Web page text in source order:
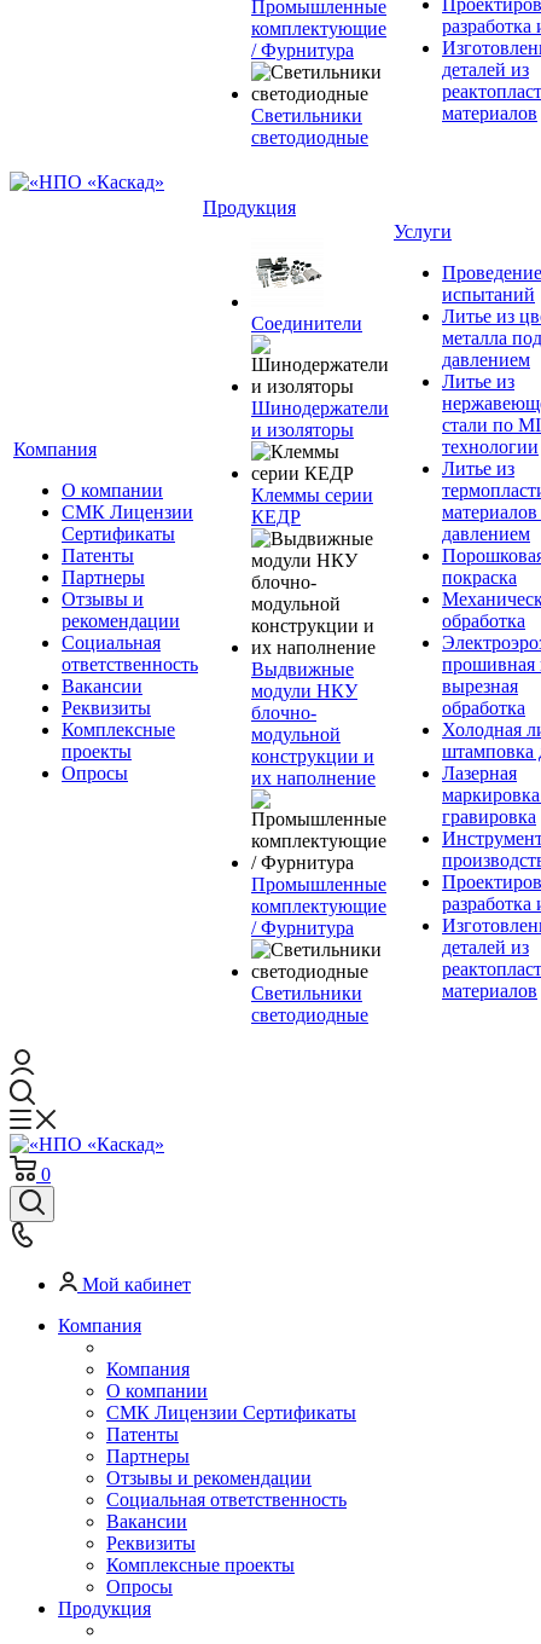
Промышленные
комплектующие
/ Фурнитура
Светильники
светодиодные
разработка
деталей из
материалов
Компания
О компании
СМК Лицензии
Сертификаты
Патенты
Партнеры
Отзывы и
рекомендации
Социальная
ответственность
Вакансии
Реквизиты
Комплексные
проекты
Опросы
Продукция
Соединители
Шинодержатели
и изоляторы
Клеммы серии
КЕДР
Выдвижные
модули НКУ
блочно-
модульной
конструкции и
их наполнение
Промышленные
комплектующие
/ Фурнитура
Светильники
светодиодные
Услуги
Проведение
испытаний
Литье из
металла под
давлением
Литье из
стали по
технологии
Литье из
давлением
покраска
обработка
прошивная
вырезная
обработка
Холодная
штамповка
Лазерная
гравировка
разработка
деталей из
материалов
0
Мой кабинет
Компания
Компания
О компании
СМК Лицензии Сертификаты
Патенты
Партнеры
Отзывы и рекомендации
Социальная ответственность
Вакансии
Реквизиты
Комплексные проекты
Опросы
Продукция